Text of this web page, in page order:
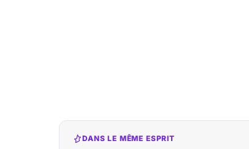
DANS LE MÊME ESPRIT